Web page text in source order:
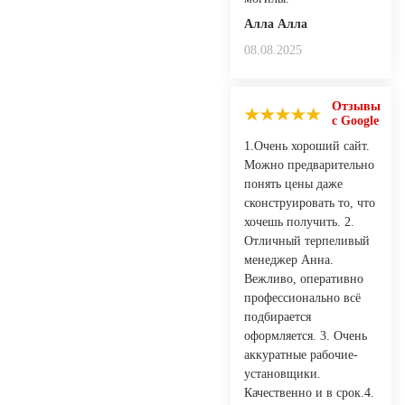
Алла Алла
08.08.2025
Отзывы
с Google
1.Очень хороший сайт.
Можно предварительно
понять цены даже
сконструировать то, что
хочешь получить. 2.
Отличный терпеливый
менеджер Анна.
Вежливо, оперативно
профессионально всё
подбирается
оформляется. 3. Очень
аккуратные рабочие-
установщики.
Качественно и в срок.4.